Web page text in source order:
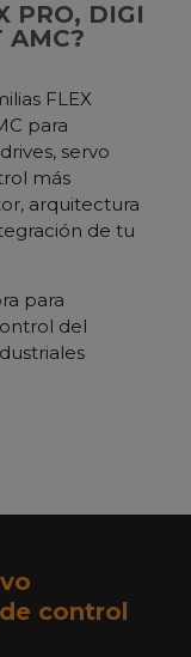
PRO, DIGI
AMC?
FLEX
para
servo
más
arquitectura
de tu
para
del
control